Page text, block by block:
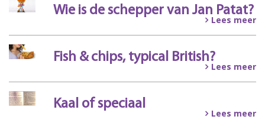
Wie is de schepper van Jan Patat?
Lees meer
Fish & chips, typical British?
Lees meer
Kaal of speciaal
Lees meer